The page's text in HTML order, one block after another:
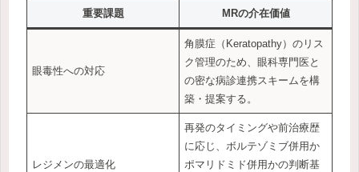
重要課題 MRの介在価値
眼毒性への対応
角膜症（Keratopathy）のリス
ク管理のため、眼科専門医と
の密な病診連携スキームを構
築・提案する。
レジメンの最適化
再発のタイミングや前治療歴
に応じ、ボルテゾミブ併用か
ポマリドミド併用かの判断基